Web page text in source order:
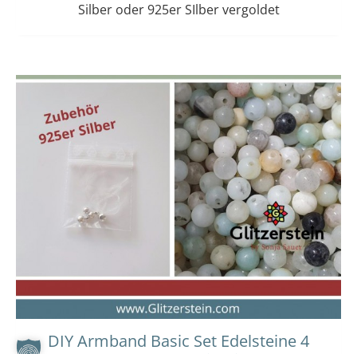
Silber oder 925er SIlber vergoldet
DIY Armband Basic Set Edelsteine 4
Dieses
Produkt
weist
mehrere
Varianten
auf.
Die
Optionen
können
auf
der
werden
Preisspanne:
14,00 €
bis
15,00 €